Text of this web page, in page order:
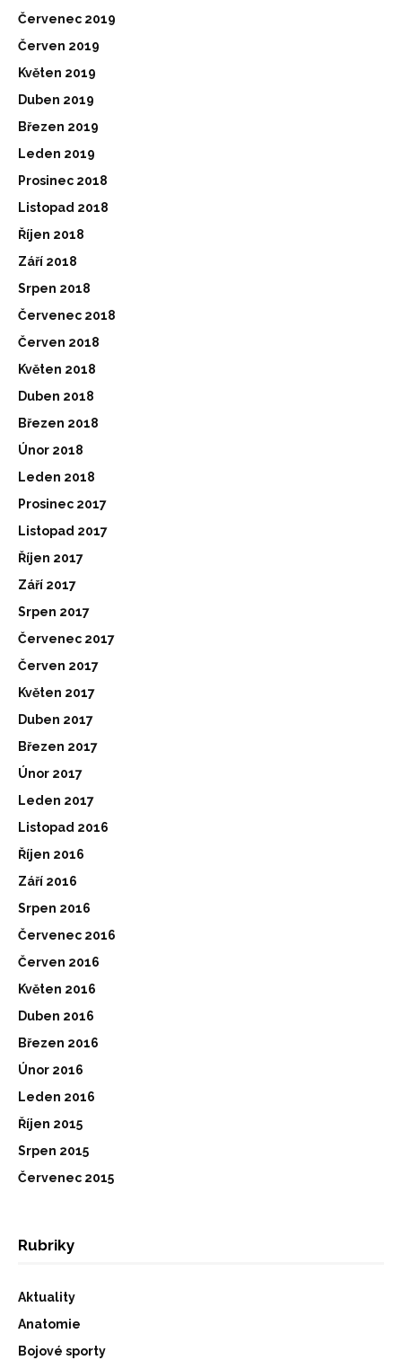
Červenec 2019
Červen 2019
Květen 2019
Duben 2019
Březen 2019
Leden 2019
Prosinec 2018
Listopad 2018
Říjen 2018
Září 2018
Srpen 2018
Červenec 2018
Červen 2018
Květen 2018
Duben 2018
Březen 2018
Únor 2018
Leden 2018
Prosinec 2017
Listopad 2017
Říjen 2017
Září 2017
Srpen 2017
Červenec 2017
Červen 2017
Květen 2017
Duben 2017
Březen 2017
Únor 2017
Leden 2017
Listopad 2016
Říjen 2016
Září 2016
Srpen 2016
Červenec 2016
Červen 2016
Květen 2016
Duben 2016
Březen 2016
Únor 2016
Leden 2016
Říjen 2015
Srpen 2015
Červenec 2015
Rubriky
Aktuality
Anatomie
Bojové sporty